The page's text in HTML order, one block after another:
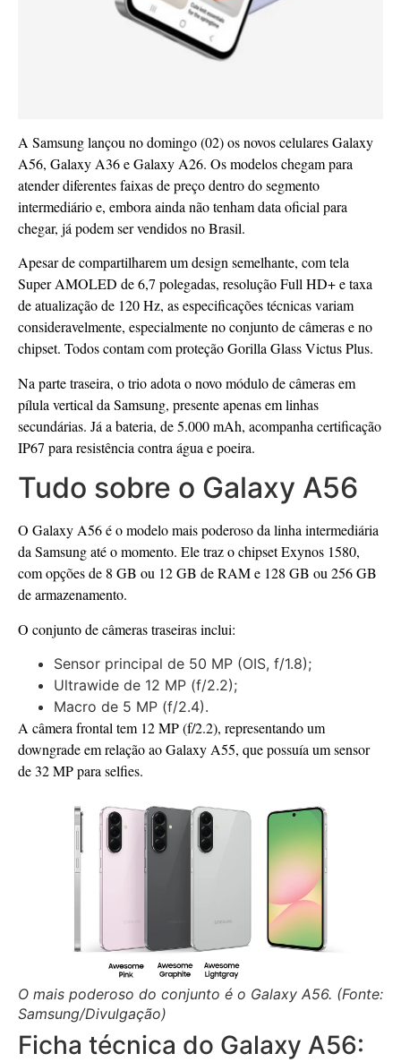
A Samsung lançou no domingo (02) os novos celulares Galaxy
A56, Galaxy A36 e Galaxy A26. Os modelos chegam para
atender diferentes faixas de preço dentro do segmento
intermediário e, embora ainda não tenham data oficial para
chegar, já podem ser vendidos no Brasil.
Apesar de compartilharem um design semelhante, com tela
Super AMOLED de 6,7 polegadas, resolução Full HD+ e taxa
de atualização de 120 Hz, as especificações técnicas variam
consideravelmente, especialmente no conjunto de câmeras e no
chipset. Todos contam com proteção Gorilla Glass Victus Plus.
Na parte traseira, o trio adota o novo módulo de câmeras em
pílula vertical da Samsung, presente apenas em linhas
secundárias. Já a bateria, de 5.000 mAh, acompanha certificação
IP67 para resistência contra água e poeira.
Tudo sobre o Galaxy A56
O Galaxy A56 é o modelo mais poderoso da linha intermediária
da Samsung até o momento. Ele traz o chipset Exynos 1580,
com opções de 8 GB ou 12 GB de RAM e 128 GB ou 256 GB
de armazenamento.
O conjunto de câmeras traseiras inclui:
Sensor principal de 50 MP (OIS, f/1.8);
Ultrawide de 12 MP (f/2.2);
Macro de 5 MP (f/2.4).
A câmera frontal tem 12 MP (f/2.2), representando um
downgrade em relação ao Galaxy A55, que possuía um sensor
de 32 MP para selfies.
O mais poderoso do conjunto é o Galaxy A56. (Fonte:
Samsung/Divulgação)
Ficha técnica do Galaxy A56: